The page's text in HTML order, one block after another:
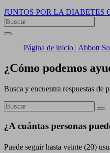
JUNTOS POR LA DIABETES
Página de inicio | Abbott
¿Cómo podemos
Busca y encuentra respuestas de
¿A cuántas personas
Puede seguir hasta veinte (20)